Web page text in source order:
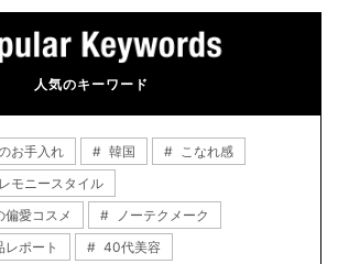
人気のキーワード
お手入れ 韓国
こなれ感
モニースタイル
偏愛コスメ
ノーテクメーク
ポート
40代美容